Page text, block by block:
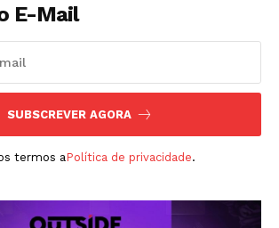
E-Mail
SUBSCREVER AGORA
termos a Política de privacidade.